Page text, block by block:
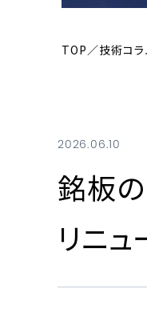
TOP 技術コラ
2026.06.10
銘板
リニ